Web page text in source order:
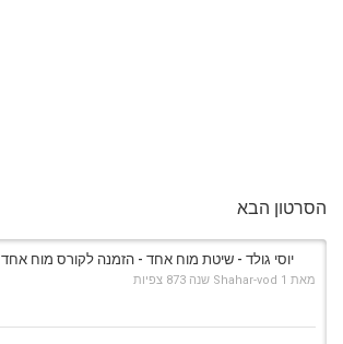
הסרטון הבא
יוסי גולד - שיטת מוח אחד - הזמנה לקורס מוח אחד
מאת Shahar-vod 1 שנה 873 צפיות